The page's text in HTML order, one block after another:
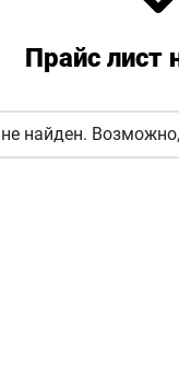
Прайс лист
найден.